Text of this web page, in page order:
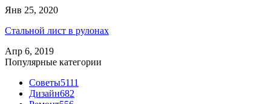
Янв 25, 2020
Стальной лист в рулонах
Апр 6, 2019
Популярные категории
Советы5111
Дизайн682